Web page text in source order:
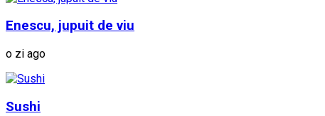
Enescu, jupuit de viu
o zi ago
Sushi